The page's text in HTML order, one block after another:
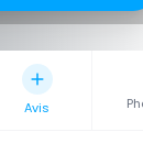
Avis